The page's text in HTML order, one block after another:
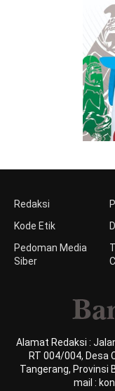
Redaksi
Kode Etik
Pedoman Media
Siber
Alamat Redaksi :
RT 004/004, Desa
Tangerang, Provinsi
mail :